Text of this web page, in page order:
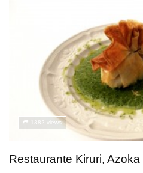
1382 views
Restaurante Kiruri, Azoka